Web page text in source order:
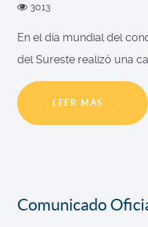
3013
En el día mundial del
del Sureste realizó una
LEER MÁS...
Comunicado